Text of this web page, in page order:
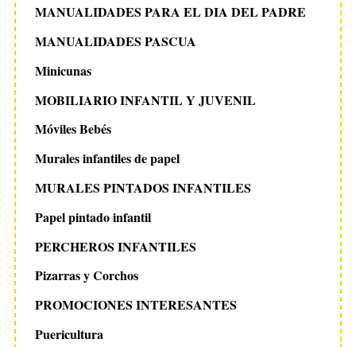
MANUALIDADES PARA EL DIA DEL PADRE
MANUALIDADES PASCUA
Minicunas
MOBILIARIO INFANTIL Y JUVENIL
Móviles Bebés
Murales infantiles de papel
MURALES PINTADOS INFANTILES
Papel pintado infantil
PERCHEROS INFANTILES
Pizarras y Corchos
PROMOCIONES INTERESANTES
Puericultura